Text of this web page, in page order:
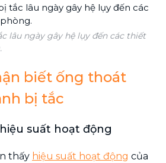
lâu ngày gây hệ lụy đến các thiết
biết ống thoát
bị tắc
suất hoạt động
thấy hiệu suất hoạt động của